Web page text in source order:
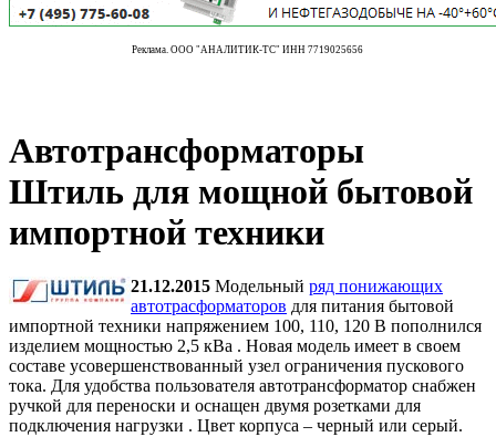
Реклама. ООО "АНАЛИТИК-ТС" ИНН 7719025656
Автотрансформаторы
Штиль для мощной бытовой
импортной техники
21.12.2015 Модельный ряд понижающих
автотрасформаторов для питания бытовой
импортной техники напряжением 100, 110, 120 В пополнился
изделием мощностью 2,5 кВа . Новая модель имеет в своем
составе усовершенствованный узел ограничения пускового
тока. Для удобства пользователя автотрансформатор снабжен
ручкой для переноски и оснащен двумя розетками для
подключения нагрузки . Цвет корпуса – черный или серый.